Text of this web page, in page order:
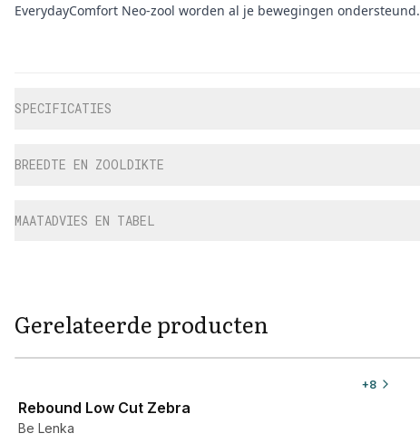
EverydayComfort Neo-zool worden al je bewegingen ondersteund.
SPECIFICATIES
BREEDTE EN ZOOLDIKTE
MAATADVIES EN TABEL
Gerelateerde producten
+8
Rebound Low Cut Zebra
Be Lenka